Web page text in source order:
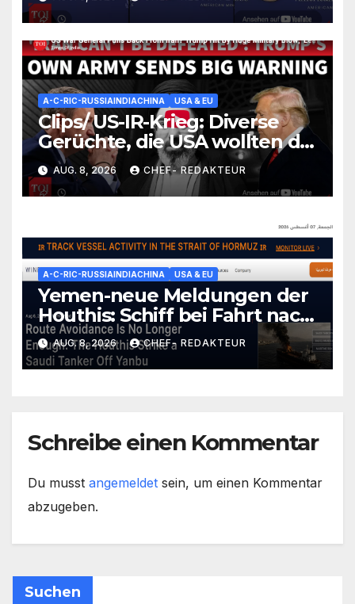
REE-5n+-Problemzone nicht
erfasst/ Trump nickt ein (und
versäumt nichts)
A-C-RIC-RUSSIAINDIACHINA USA & EU
Clips/ US-IR-Krieg: Diverse
Gerüchte, die USA wollten die
Lage irgendwie einfrieren
(wüssten aber nicht wie)/
+mehr
AUG. 8, 2026 CHEF- REDAKTEUR
A-C-RIC-RUSSIAINDIACHINA USA & EU
Yemen-neue Meldungen der
Houthis: Schiff bei Fahrt nach
Saudi-Yanbu-Angegriffen/
+mehr
AUG. 8, 2026 CHEF- REDAKTEUR
Schreibe einen Kommentar
Du musst angemeldet sein, um einen Kommentar
abzugeben.
Suchen